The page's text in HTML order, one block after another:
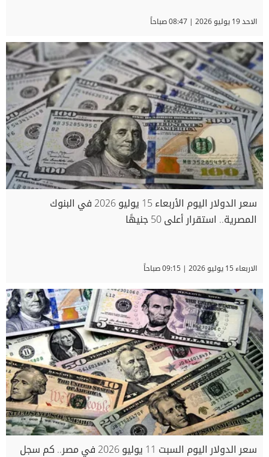
الاحد 19 يوليو 2026 | 08:47 صباحاً
سعر الدولار اليوم الأربعاء 15 يوليو 2026 في البنوك
المصرية.. استقرار أعلى 50 جنيهًا
الاربعاء 15 يوليو 2026 | 09:15 صباحاً
سعر الدولار اليوم السبت 11 يوليو 2026 في مصر.. كم سجل